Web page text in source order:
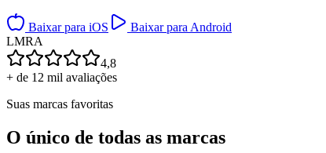
Baixar para iOS
Baixar para Android
LMRA
4,8
+ de 12 mil avaliações
Suas marcas favoritas
O único de todas as marcas